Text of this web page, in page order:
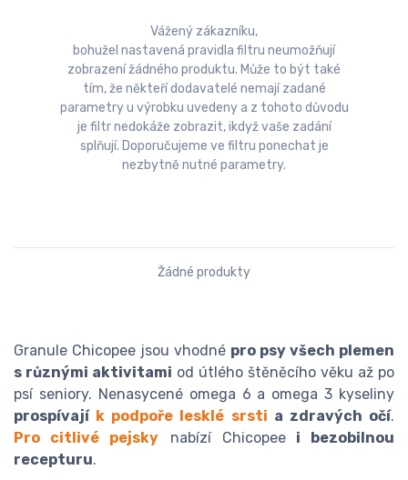
Vážený zákazníku,
bohužel nastavená pravidla filtru neumožňují
zobrazení žádného produktu. Může to být také
tím, že někteří dodavatelé nemají zadané
parametry u výrobku uvedeny a z tohoto důvodu
je filtr nedokáže zobrazit, ikdyž vaše zadání
splňují. Doporučujeme ve filtru ponechat je
nezbytně nutné parametry.
Žádné produkty
Granule Chicopee jsou vhodné pro psy všech plemen
s různými aktivitami od útlého štěněcího věku až po
psí seniory. Nenasycené omega 6 a omega 3 kyseliny
prospívají k podpoře lesklé srsti a zdravých očí.
Pro citlivé pejsky nabízí Chicopeei bezobilnou
recepturu.